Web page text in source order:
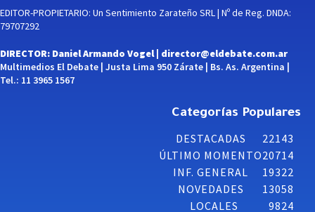
EDITOR-PROPIETARIO: Un Sentimiento Zarateño SRL | Nº de Reg. DNDA:
79707292
DIRECTOR: Daniel Armando Vogel | director@eldebate.com.ar
Multimedios El Debate | Justa Lima 950 Zárate | Bs. As. Argentina |
Tel.: 11 3965 1567
Categorías Populares
DESTACADAS
22143
ÚLTIMO MOMENTO20714
INF. GENERAL
19322
NOVEDADES
13058
LOCALES
9824